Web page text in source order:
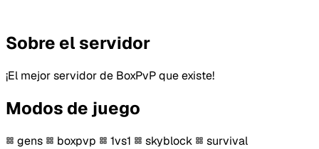
Sobre el servidor
¡El mejor servidor de BoxPvP que existe!
Modos de juego
gens boxpvp 1vs1 skyblock survival